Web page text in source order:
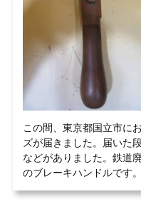
この間、東京都国立市に
ズが届きました。届いた
などがありました。鉄道
のブレーキハンドルです